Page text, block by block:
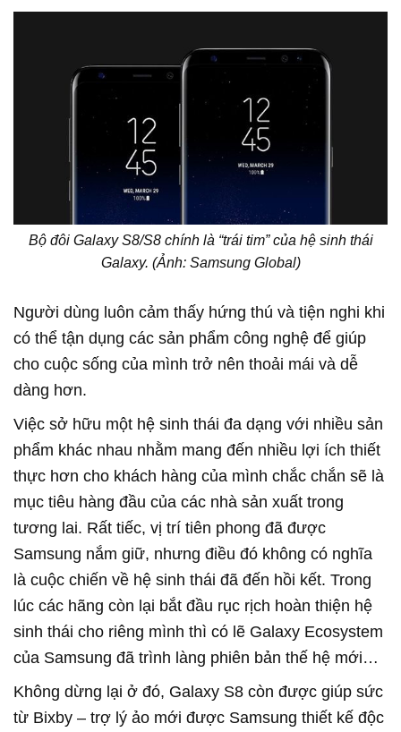
Bộ đôi Galaxy S8/S8 chính là “trái tim” của hệ sinh thái
Galaxy. (Ảnh: Samsung Global)
Người dùng luôn cảm thấy hứng thú và tiện nghi khi
có thể tận dụng các sản phẩm công nghệ để giúp
cho cuộc sống của mình trở nên thoải mái và dễ
dàng hơn.
Việc sở hữu một hệ sinh thái đa dạng với nhiều sản
phẩm khác nhau nhằm mang đến nhiều lợi ích thiết
thực hơn cho khách hàng của mình chắc chắn sẽ là
mục tiêu hàng đầu của các nhà sản xuất trong
tương lai. Rất tiếc, vị trí tiên phong đã được
Samsung nắm giữ, nhưng điều đó không có nghĩa
là cuộc chiến về hệ sinh thái đã đến hồi kết. Trong
lúc các hãng còn lại bắt đầu rục rịch hoàn thiện hệ
sinh thái cho riêng mình thì có lẽ Galaxy Ecosystem
của Samsung đã trình làng phiên bản thế hệ mới…
Không dừng lại ở đó, Galaxy S8 còn được giúp sức
từ Bixby – trợ lý ảo mới được Samsung thiết kế độc